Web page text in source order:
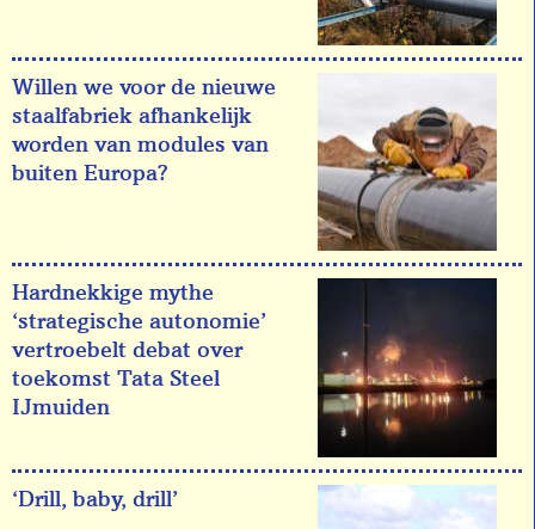
Willen we voor de nieuwe
staalfabriek afhankelijk
worden van modules van
buiten Europa?
Hardnekkige mythe
‘strategische autonomie’
vertroebelt debat over
toekomst Tata Steel
IJmuiden
‘Drill, baby, drill’